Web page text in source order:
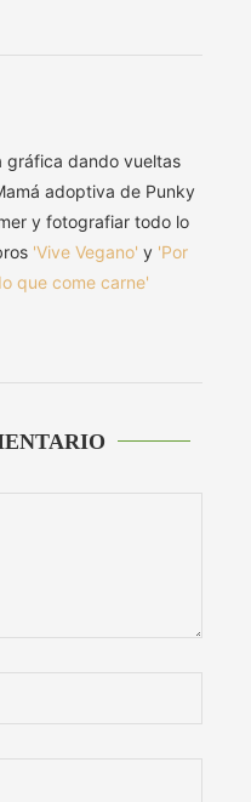
gráfica dando vueltas
adoptiva de Punky
y fotografiar todo lo
'Vive Vegano' y 'Por
que come carne'